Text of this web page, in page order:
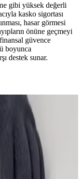
gibi yüksek değerli
kasko sigortası
hasar görmesi
önüne geçmeyi
güvence
boyunca
destek sunar.
Seçenekleri
alışkanlıklarına
fiyatlandırma
Seçenekleri